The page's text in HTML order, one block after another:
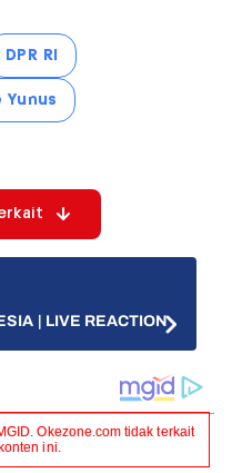
DPR RI
Yunus
| LIVE REACTION